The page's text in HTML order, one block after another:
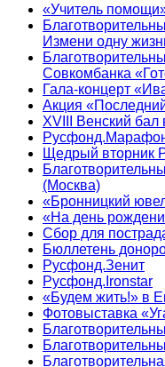
«Учитель
Измени одну
Совкомбанка
Гала-концерт
Акция
XVIII Венский бал
Щедрый вторник
(Москва)
«Бронницкий
«На день
Сбор для
Бюллетень
Русфонд.Зенит
Русфонд.Ironstar
«Будем жить!» в
Фотовыставка